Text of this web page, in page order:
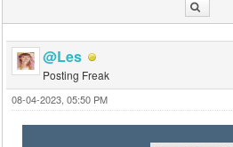
@Les
Posting Freak
08-04-2023, 05:50 PM